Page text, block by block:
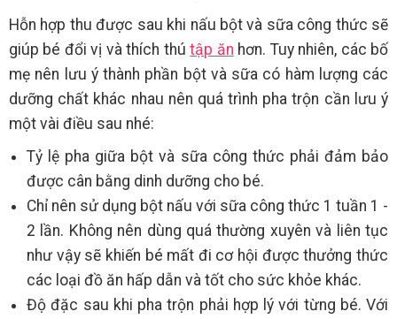
Hỗn hợp thu được sau khi nấu bột và sữa công thức sẽ
giúp bé đổi vị và thích thútập ăn hơn. Tuy nhiên, các bố
mẹ nên lưu ý thành phần bột và sữa có hàm lượng các
dưỡng chất khác nhau nên quá trình pha trộn cần lưu ý
một vài điều sau nhé:
Tỷ lệ pha giữa bột và sữa công thức phải đảm bảo
được cân bằng dinh dưỡng cho bé.
Chỉ nên sử dụng bột nấu với sữa công thức 1 tuần 1 -
2 lần. Không nên dùng quá thường xuyên và liên tục
như vậy sẽ khiến bé mất đi cơ hội được thưởng thức
các loại đồ ăn hấp dẫn và tốt cho sức khỏe khác.
Độ đặc sau khi pha trộn phải hợp lý với từng bé. Với